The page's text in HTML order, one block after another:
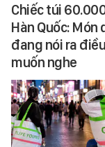
Chiếc túi
Hàn Quốc:
đang nói ra
muốn nghe